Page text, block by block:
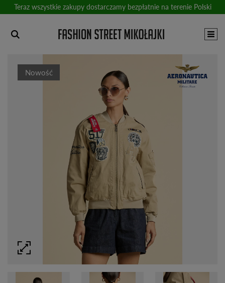
Teraz wszystkie zakupy dostarczamy bezpłatnie na terenie Polski
Nowość